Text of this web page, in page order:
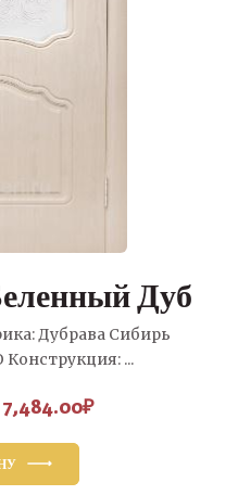
Дуб
Дубрава Сибирь
Конструкция: ...
Первоначальная
составляла
7,484.00₽Текущая